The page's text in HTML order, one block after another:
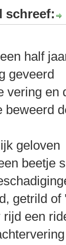
schreef:
half
geveerd
vering en
beweerd
geloven
beetje
getrild
een